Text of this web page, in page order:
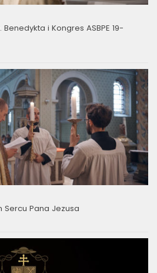
i Kongres ASBPE 19-
Sercu Pana Jezusa